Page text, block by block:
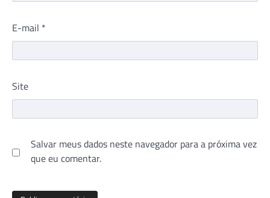
E-mail *
Site
Salvar meus dados neste navegador para a próxima vez
que eu comentar.